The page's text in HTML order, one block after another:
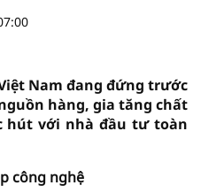
Nam đang đứng trước
hàng, gia tăng chất
hút với nhà đầu tư toàn
công nghệ